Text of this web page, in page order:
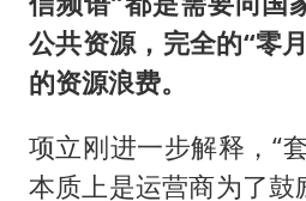
公共资源，完全的“零
的资源浪费。
项立刚进一步解释，“
本质上是运营商为了鼓